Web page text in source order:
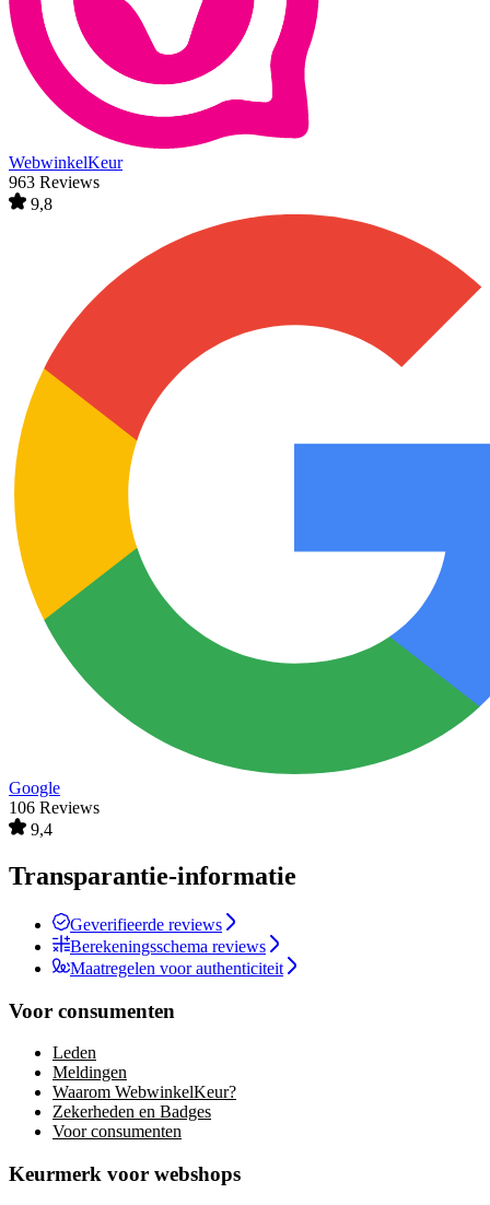
WebwinkelKeur
963 Reviews
9,8
Google
106 Reviews
9,4
Transparantie-informatie
Geverifieerde reviews
Berekeningsschema reviews
Maatregelen voor authenticiteit
Voor consumenten
Leden
Meldingen
Waarom WebwinkelKeur?
Zekerheden en Badges
Voor consumenten
Keurmerk voor webshops